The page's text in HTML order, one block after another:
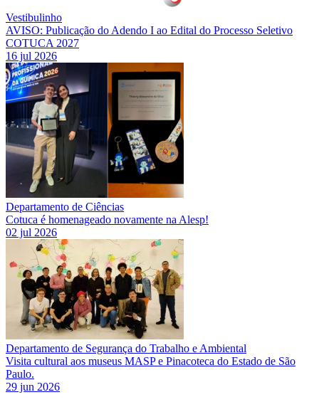
Vestibulinho
AVISO: Publicação do Adendo I ao Edital do Processo Seletivo
COTUCA 2027
16 jul 2026
Departamento de Ciências
Cotuca é homenageado novamente na Alesp!
02 jul 2026
Departamento de Segurança do Trabalho e Ambiental
Visita cultural aos museus MASP e Pinacoteca do Estado de São
Paulo.
29 jun 2026